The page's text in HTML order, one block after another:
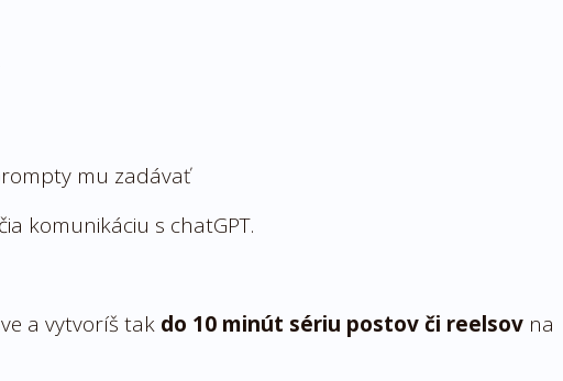
mu zadávať
komunikáciu s chatGPT.
a vytvoríš tak do 10 minút sériu postov či reelsov na